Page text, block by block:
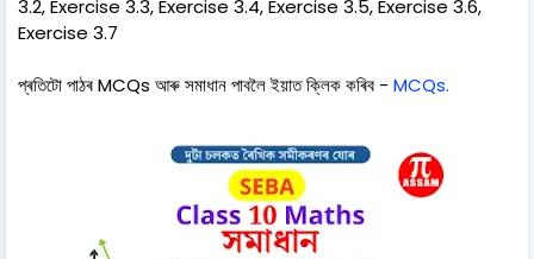
3.2, Exercise 3.3, Exercise 3.4, Exercise 3.5, Exercise 3.6,
Exercise 3.7
প্ৰতিটো পাঠৰ MCQs আৰু সমাধান পাবলৈ ইয়াত ক্লিক কৰিব - MCQs.